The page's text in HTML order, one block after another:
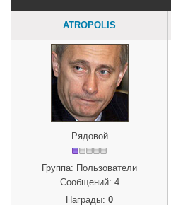
ATROPOLIS
Рядовой
Группа: Пользователи
Сообщений: 4
Награды: 0